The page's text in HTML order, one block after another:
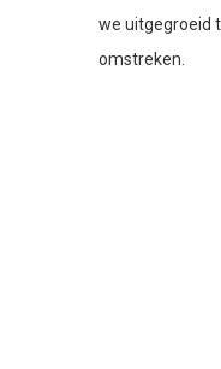
we uitgegroeid
omstreken.